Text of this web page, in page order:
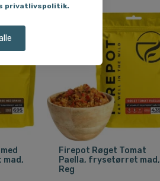
privatlivspolitik.
Firepot Røget Tomat
Paella, frysetørret mad,
Reg